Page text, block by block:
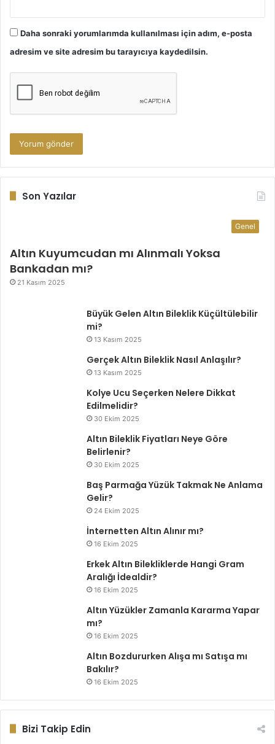
Daha sonraki yorumlarımda kullanılması için adım, e-posta
adresim ve site adresim bu tarayıcıya kaydedilsin.
Son Yazılar
Genel
Altın Kuyumcudan mı Alınmalı Yoksa
Bankadan mı?
21 Kasım 2025
Büyük Gelen Altın Bileklik Küçültülebilir
mi?
13 Kasım 2025
Gerçek Altın Bileklik Nasıl Anlaşılır?
13 Kasım 2025
Kolye Ucu Seçerken Nelere Dikkat
Edilmelidir?
30 Ekim 2025
Altın Bileklik Fiyatları Neye Göre
Belirlenir?
30 Ekim 2025
Baş Parmağa Yüzük Takmak Ne Anlama
Gelir?
24 Ekim 2025
İnternetten Altın Alınır mı?
16 Ekim 2025
Erkek Altın Bilekliklerde Hangi Gram
Aralığı İdealdir?
16 Ekim 2025
Altın Yüzükler Zamanla Kararma Yapar
mı?
16 Ekim 2025
Altın Bozdururken Alışa mı Satışa mı
Bakılır?
16 Ekim 2025
Bizi Takip Edin